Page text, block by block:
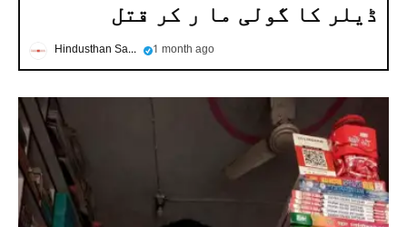
ڈیلر کا گولی ما ر کر قتل
Hindusthan Samachar 1 month ago